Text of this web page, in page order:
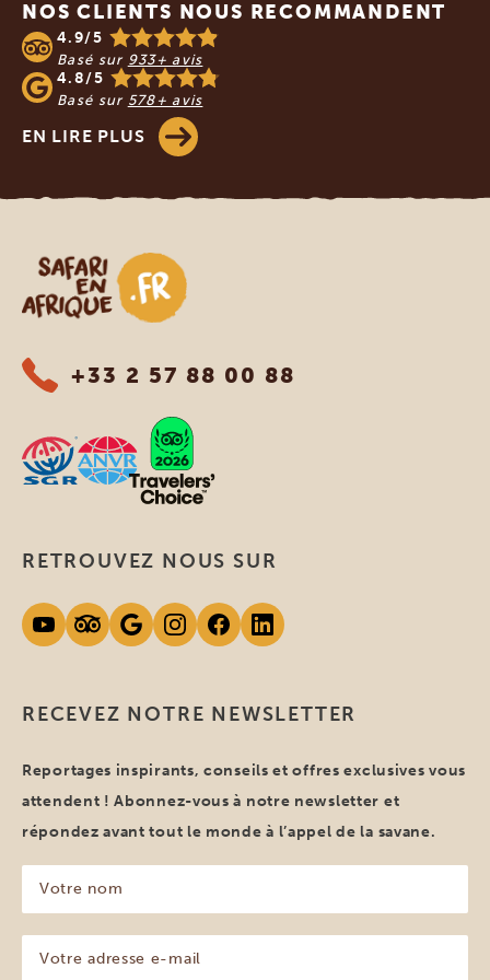
NOS CLIENTS NOUS RECOMMANDENT
4.9/5
Basé sur 933+ avis
4.8/5
Basé sur 578+ avis
EN LIRE PLUS
Safari en Afrique
+33 2 57 88 00 88
RECEVEZ NOTRE NEWSLETTER
Reportages inspirants, conseils et offres exclusives vous
attendent ! Abonnez-vous à notre newsletter et
répondez avant tout le monde à l’appel de la savane.
nom
(Nécessaire)
adresse
RETROUVEZ NOUS SUR